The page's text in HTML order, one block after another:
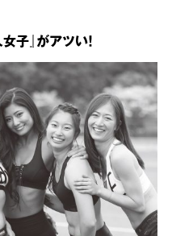
子』がアツい！